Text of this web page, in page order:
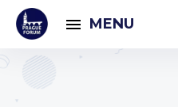
MENU